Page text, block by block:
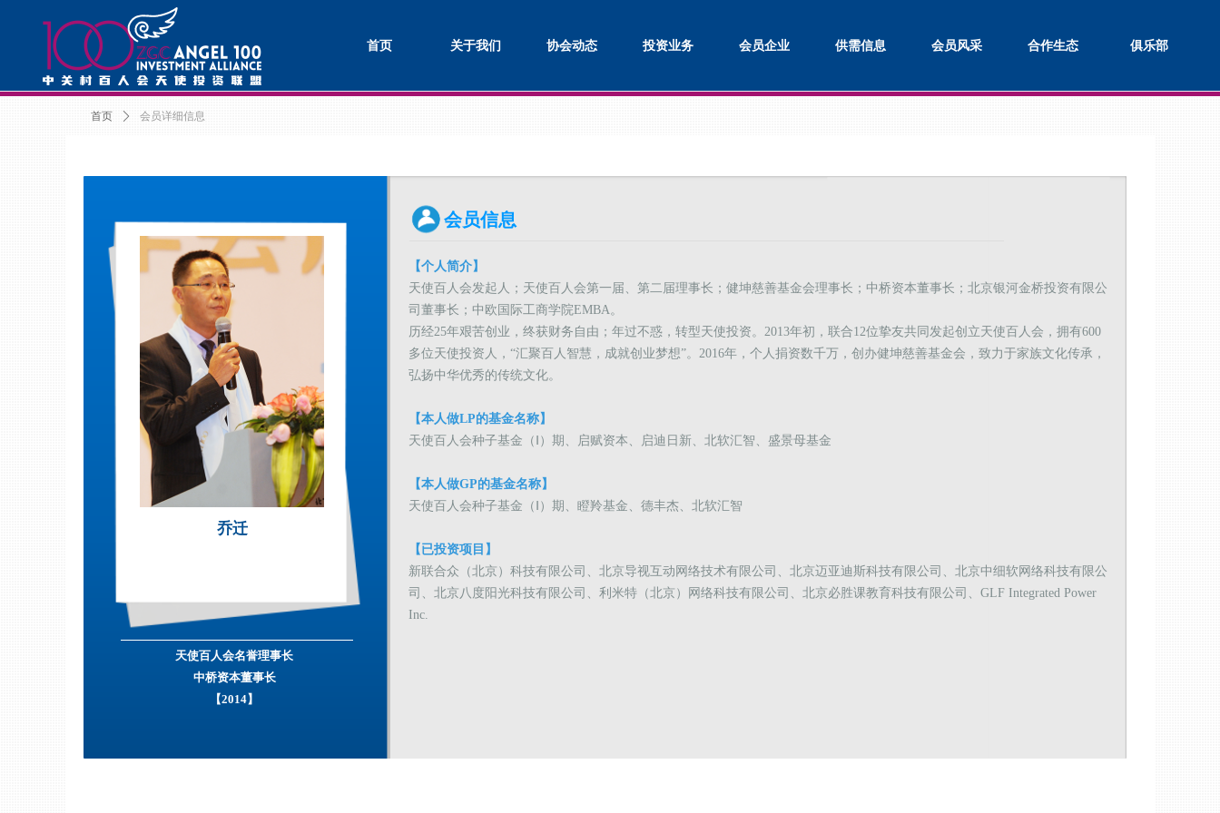
首页 关于我们 协会动态 投资业务 会员企业 供需信息 会员风采 合作生态 俱乐部
天使百人会名誉理事长
中桥资本董事长
【2014】
乔迁
【个人简介】
天使百人会发起人；天使百人会第一届、第二届理事长；健坤慈善基金会理事长；中桥资本董事长；北京银河金桥投资有限公
司董事长；中欧国际工商学院EMBA。
历经25年艰苦创业，终获财务自由；年过不惑，转型天使投资。2013年初，联合12位挚友共同发起创立天使百人会，拥有600
多位天使投资人，“汇聚百人智慧，成就创业梦想”。2016年，个人捐资数千万，创办健坤慈善基金会，致力于家族文化传承，
弘扬中华优秀的传统文化。
【本人做LP的基金名称】
天使百人会种子基金（Ⅰ）期、启赋资本、启迪日新、北软汇智、盛景母基金
【本人做GP的基金名称】
天使百人会种子基金（Ⅰ）期、瞪羚基金、德丰杰、北软汇智
【已投资项目】
新联合众（北京）科技有限公司、北京导视互动网络技术有限公司、北京迈亚迪斯科技有限公司、北京中细软网络科技有限公
司、北京八度阳光科技有限公司、利米特（北京）网络科技有限公司、北京必胜课教育科技有限公司、GLF Integrated Power
Inc.
会员信息
首页 ꄲ 会员详细信息